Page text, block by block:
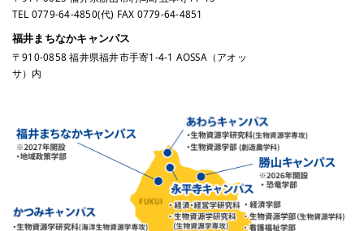
TEL 0779-64-4850(代) FAX 0779-64-4851
福井まちなかキャンパス
〒910-0858 福井県福井市手寄1-4-1 AOSSA（アオッ
サ）内